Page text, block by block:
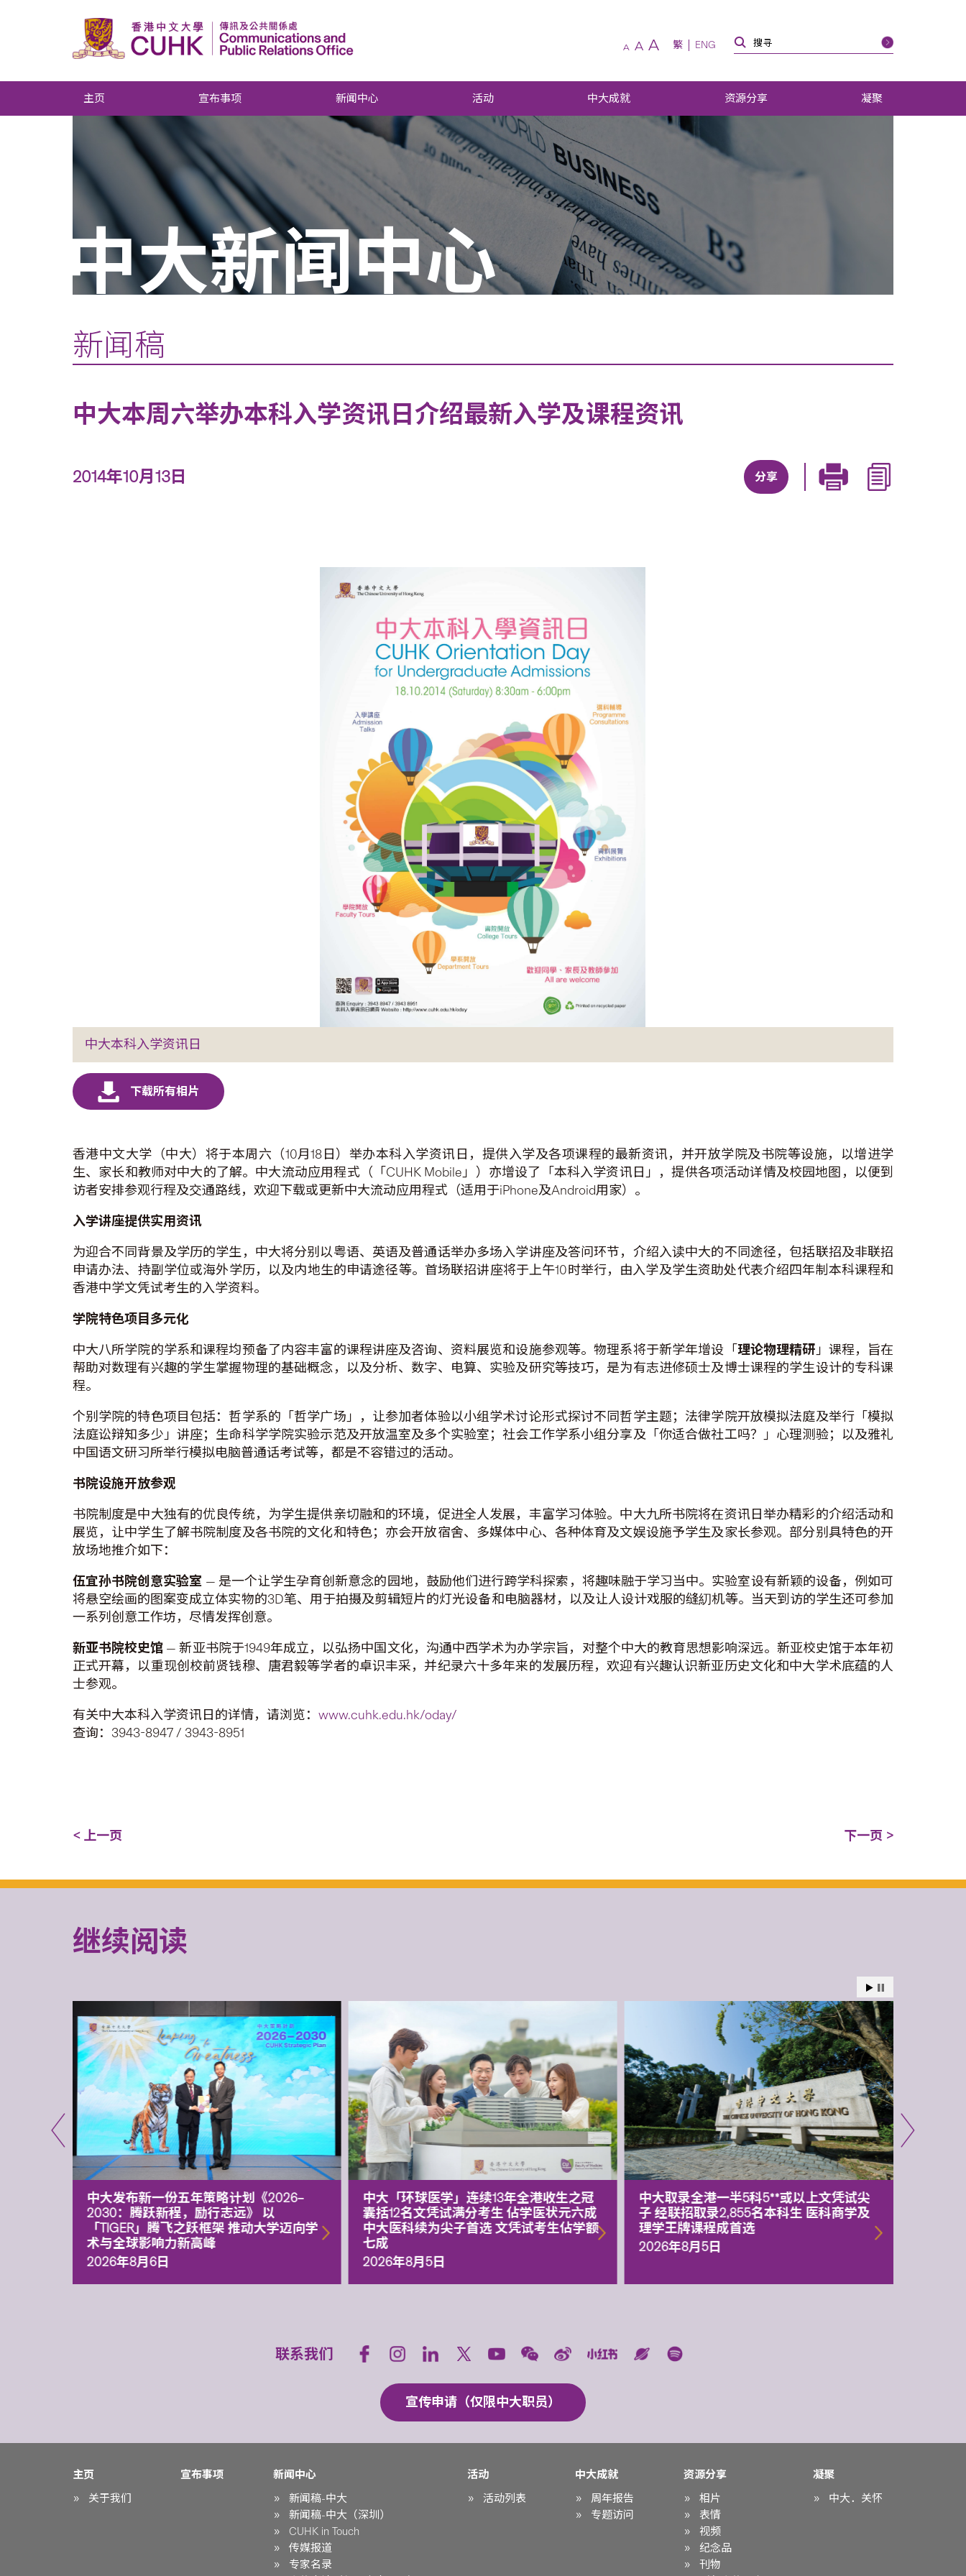
A A A 繁 ENG
主页 宣布事项 新闻中心 活动 中大成就 资源分享 凝聚
中大新闻中心
新闻稿
中大本周六举办本科入学资讯日介绍最新入学及课程资讯
2014年10月13日 分享
中大本科入学资讯日
香港中文大学（中大）将于本周六（10月18日）举办本科入学资讯日，提供入学及各项课程的最新资讯，并开放学院及书院等设施，以增进学
生、家长和教师对中大的了解。中大流动应用程式（「CUHK Mobile」）亦增设了「本科入学资讯日」，提供各项活动详情及校园地图，以便到
访者安排参观行程及交通路线，欢迎下载或更新中大流动应用程式（适用于iPhone及Android用家）。
入学讲座提供实用资讯
为迎合不同背景及学历的学生，中大将分别以粤语、英语及普通话举办多场入学讲座及答问环节，介绍入读中大的不同途径，包括联招及非联招
申请办法、持副学位或海外学历，以及内地生的申请途径等。首场联招讲座将于上午10时举行，由入学及学生资助处代表介绍四年制本科课程和
香港中学文凭试考生的入学资料。
学院特色项目多元化
中大八所学院的学系和课程均预备了内容丰富的课程讲座及咨询、资料展览和设施参观等。物理系将于新学年增设「理论物理精研 」课程，旨在
帮助对数理有兴趣的学生掌握物理的基础概念，以及分析、数字、电算、实验及研究等技巧，是为有志进修硕士及博士课程的学生设计的专科课
程。
个别学院的特色项目包括：哲学系的「哲学广场」，让参加者体验以小组学术讨论形式探讨不同哲学主题；法律学院开放模拟法庭及举行「模拟
法庭讼辩知多少」讲座；生命科学学院实验示范及开放温室及多个实验室；社会工作学系小组分享及「你适合做社工吗？」心理测验；以及雅礼
中国语文研习所举行模拟电脑普通话考试等，都是不容错过的活动。
书院设施开放参观
书院制度是中大独有的优良传统，为学生提供亲切融和的环境，促进全人发展，丰富学习体验。中大九所书院将在资讯日举办精彩的介绍活动和
展览，让中学生了解书院制度及各书院的文化和特色；亦会开放宿舍、多媒体中心、各种体育及文娱设施予学生及家长参观。部分别具特色的开
放场地推介如下：
伍宜孙书院创意实验室 — 是一个让学生孕育创新意念的园地，鼓励他们进行跨学科探索，将趣味融于学习当中。实验室设有新颖的设备，例如可
将悬空绘画的图案变成立体实物的3D笔、用于拍摄及剪辑短片的灯光设备和电脑器材，以及让人设计戏服的缝糿机等。当天到访的学生还可参加
一系列创意工作坊，尽情发挥创意。
新亚书院校史馆 — 新亚书院于1949年成立，以弘扬中国文化，沟通中西学术为办学宗旨，对整个中大的教育思想影响深远。新亚校史馆于本年初
正式开幕，以重现创校前贤钱穆、唐君毅等学者的卓识丰采，并纪录六十多年来的发展历程，欢迎有兴趣认识新亚历史文化和中大学术底蕴的人
士参观。
有关中大本科入学资讯日的详情，请浏览： www.cuhk.edu.hk/oday/
查询：3943-8947 / 3943-8951
< 上一页 下一页 >
继续阅读
中大发布新一份五年策略计划《2026‒
2030：腾跃新程，励行志远》 以
「TIGER」腾飞之跃框架 推动大学迈向学
术与全球影响力新高峰
2026年8月6日
中大「环球医学」连续13年全港收生之冠
囊括12名文凭试满分考生 佔学医状元六成
中大医科续为尖子首选 文凭试考生佔学额
七成
2026年8月5日
中大取录全港一半5科5**或以上文凭试尖
子 经联招取录2,855名本科生 医科商学及
理学王牌课程成首选
2026年8月5日
联系我们
宣传申请（仅限中大职员）
主页
关于我们
宣布事项
新闻中心
新闻稿-中大
新闻稿-中大（深圳）
CUHK in Touch
传媒报道
专家名录
活动
活动列表
中大成就
周年报告
专题访问
资源分享
相片
表情
视频
纪念品
刊物
凝聚
中大．关怀